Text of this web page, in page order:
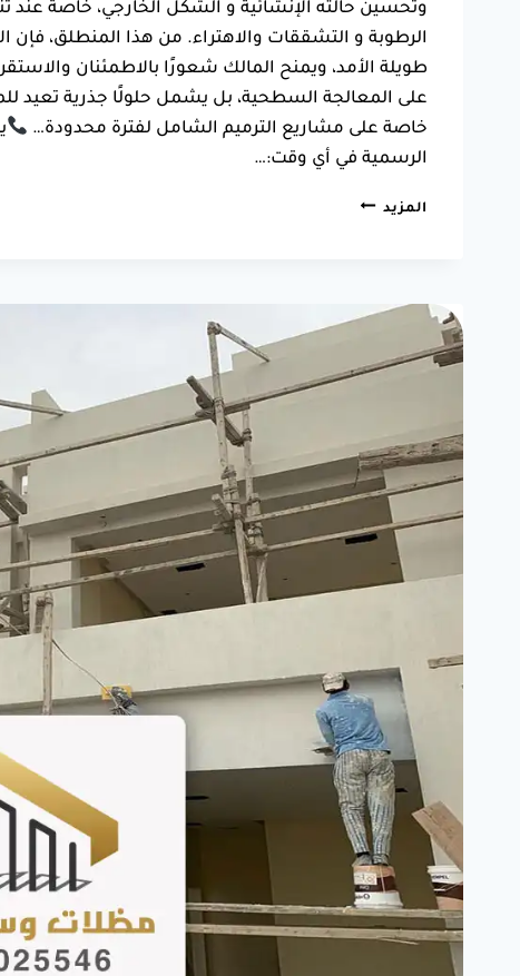
وتحسين حالته الإنشائية و الشكل الخارجي، خاصة عند
الرطوبة و التشققات والاهتراء. من هذا المنطلق،
طويلة الأمد، ويمنح المالك شعورًا بالاطمئنان
على المعالجة السطحية، بل يشمل حلولًا جذرية تعيد
خاصة على مشاريع الترميم الشامل لفترة محدودة…
الرسمية في أي وقت:…
المزيد افضل
0550025546
ترميم